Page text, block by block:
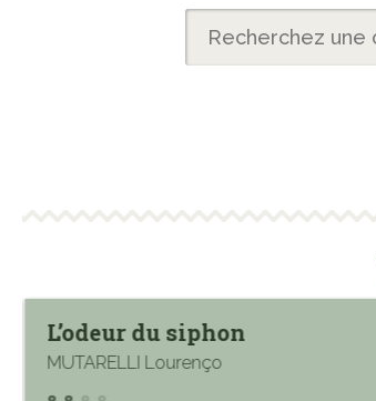
L’odeur du siphon
MUTARELLI Lourenço